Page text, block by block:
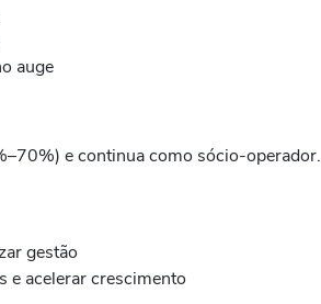
auge
e continua como sócio-operador.
gestão
e acelerar crescimento